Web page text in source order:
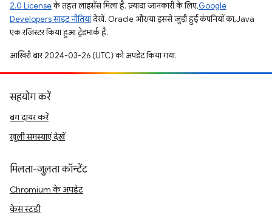
2.0 Licenseके तहत लाइसेंस मिला है. ज़्यादा जानकारी के लिए,Google
Developers साइट नीतियांदेखें. Oracle और/या इससे जुड़ी हुई कंपनियों का, Java
एक रजिस्टर किया हुआ ट्रेडमार्क है.
आखिरी बार 2024-03-26 (UTC) को अपडेट किया गया.
सहयोग करें
बग दायर करें
खुली समस्याएं देखें
मिलता-जुलता कॉन्टेंट
Chromium के अपडेट
केस स्टडी